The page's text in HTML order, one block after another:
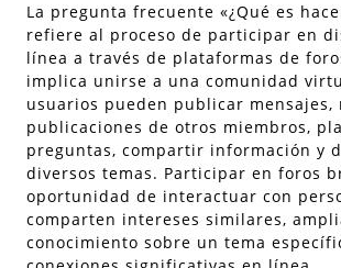
La pregunta frecuente «¿Qué es
refiere al proceso de participar en
línea a través de plataformas de
implica unirse a una comunidad
usuarios pueden publicar mensajes,
publicaciones de otros miembros,
preguntas, compartir información y
diversos temas. Participar en foros
oportunidad de interactuar con
comparten intereses similares,
conocimiento sobre un tema